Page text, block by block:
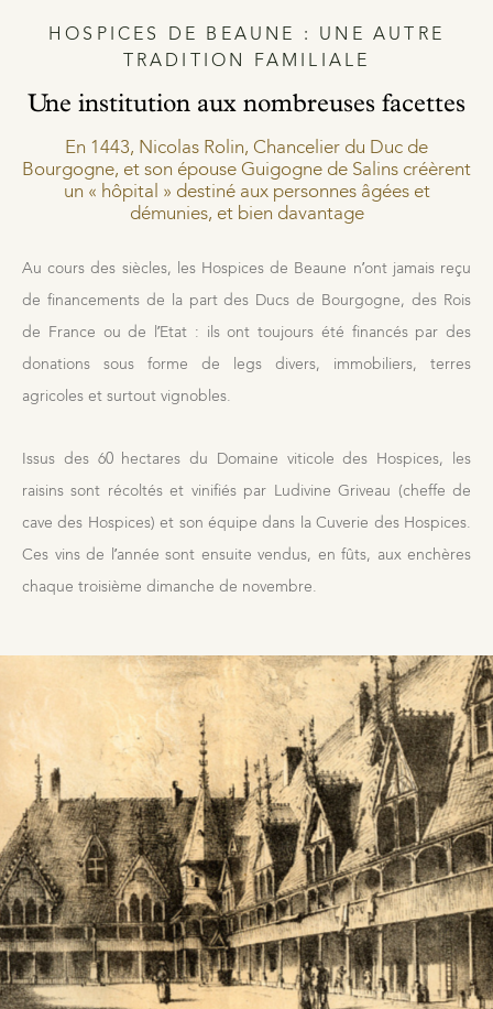
HOSPICES DE BEAUNE : UNE AUTRE
TRADITION FAMILIALE
Une institution aux nombreuses facettes
En 1443, Nicolas Rolin, Chancelier du Duc de
Bourgogne, et son épouse Guigogne de Salins créèrent
un « hôpital » destiné aux personnes âgées et
démunies, et bien davantage
Au cours des siècles, les Hospices de Beaune n’ont jamais reçu
de financements de la part des Ducs de Bourgogne, des Rois
de France ou de l’Etat : ils ont toujours été financés par des
donations sous forme de legs divers, immobiliers, terres
agricoles et surtout vignobles.
Issus des 60 hectares du Domaine viticole des Hospices, les
raisins sont récoltés et vinifiés par Ludivine Griveau (cheffe de
cave des Hospices) et son équipe dans la Cuverie des Hospices.
Ces vins de l’année sont ensuite vendus, en fûts, aux enchères
chaque troisième dimanche de novembre.